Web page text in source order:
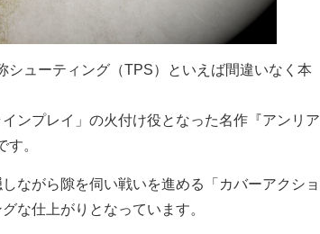
ューティング（TPS）といえば間違いなく本
ンプレイ」の火付け役となった名作『アンリア
。
ながら隙を伺い戦いを進める「カバーアクショ
な仕上がりとなっています。